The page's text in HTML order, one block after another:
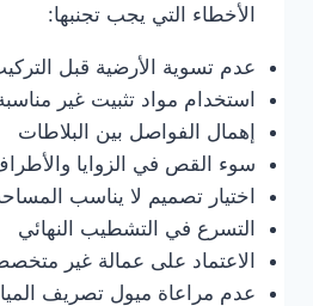
الأخطاء التي يجب تجنبها:
عدم تسوية الأرضية قبل
استخدام مواد تثبيت غير
إهمال الفواصل بين البلاطات
سوء القص في الزوايا
اختيار تصميم لا يناسب
التسرع في التشطيب النهائي
الاعتماد على عمالة غير
عدم مراعاة ميول تصريف